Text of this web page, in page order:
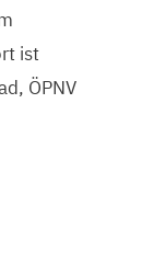
ist
ÖPNV